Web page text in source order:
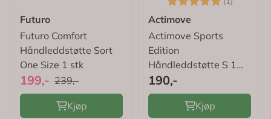
Futuro
Futuro Comfort
Håndleddstøtte Sort
One Size 1 stk
199,- 239,-
Kjøp
Actimove
Actimove Sports
Edition
Håndleddstøtte S 1
stk
190,-
Kjøp